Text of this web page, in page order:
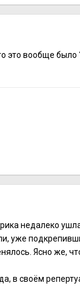
это вообще было
недалеко
уже
Ясно же,
в своём